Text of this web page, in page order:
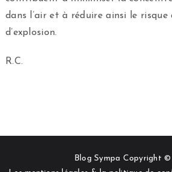
dans l’air et à réduire ainsi le risque
d’explosion.
R.C.
Blog Sympa Copyright